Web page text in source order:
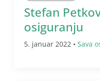
Stefan
osiguranju
5. januar 2022 • Sava